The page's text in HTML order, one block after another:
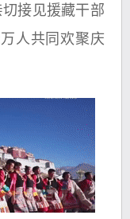
接见援藏干部
人共同欢聚庆